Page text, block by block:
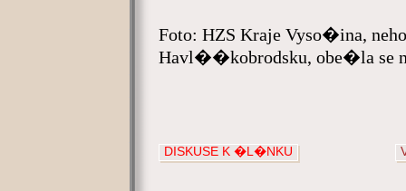
Foto: HZS Kraje Vyso�ina,
Havl��kobrodsku, obe�la
DISKUSE K �L�NKU